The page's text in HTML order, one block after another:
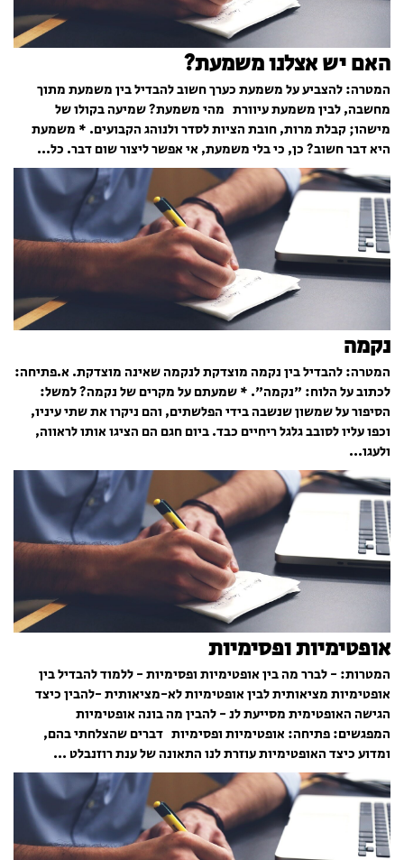
האם יש אצלנו משמעת?
המטרה: להצביע על משמעת כערך חשוב להבדיל בין משמעת מתוך
מחשבה, לבין משמעת עיוורת מהי משמעת? שמיעה בקולו של
מישהו; קבלת מרות, חובת הציות לסדר ולנוהג הקבועים. * משמעת
היא דבר חשוב? כן, כי בלי משמעת, אי אפשר ליצור שום דבר. כל...
נקמה
המטרה: להבדיל בין נקמה מוצדקת לנקמה שאינה מוצדקת. א.פתיחה:
לכתוב על הלוח: "נקמה". * שמעתם על מקרים של נקמה? למשל:
הסיפור על שמשון שנשבה בידי הפלשתים, והם ניקרו את שתי עיניו,
וכפו עליו לסובב גלגל ריחיים כבד. ביום חגם הם הציגו אותו לראווה,
ולעגו...
אופטימיות ופסימיות
המטרות: ­- לברר מה בין אופטימיות ופסימיות - ללמוד להבדיל בין
אופטימיות מציאותית לבין אופטימיות לא-מציאותית -להבין כיצד
הגישה האופטימית מסייעת לנ - להבין מה בונה אופטימיות
המפגשים: פתיחה: אופטימיות ופסימיות דברים שהצלחתי בהם,
ומדוע כיצד האופטימיות עוזרת לנו התאונה של ענת רוזנבלט ...